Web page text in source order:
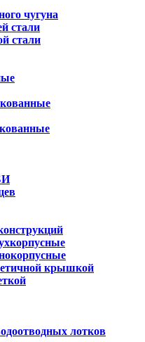
чугуна
стали
стали
крышкой
лотков